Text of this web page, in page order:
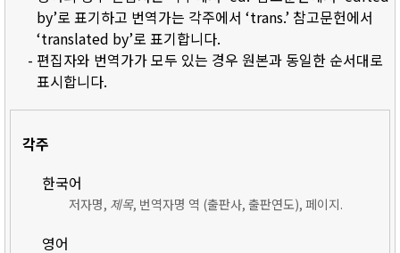
by’로 표기하고 번역가는 각주에서 ‘trans.’ 참고문헌에서
‘translated by’로 표기합니다.
- 편집자와 번역가가 모두 있는 경우 원본과 동일한 순서대로
표시합니다.
각주
한국어
저자명, 제목, 번역자명 역 (출판사, 출판연도), 페이지.
영어